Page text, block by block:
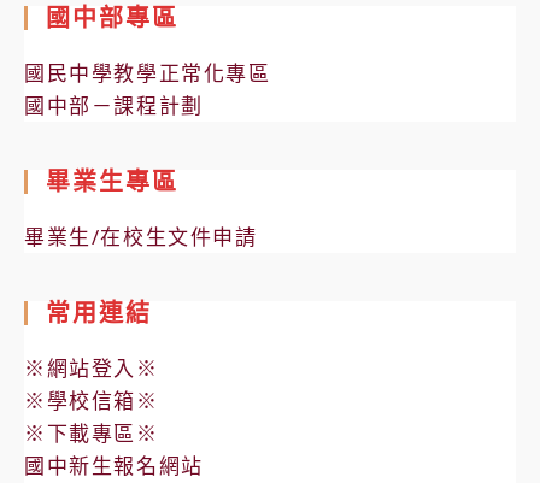
國中部專區
國民中學教學正常化專區
國中部－課程計劃
畢業生專區
畢業生/在校生文件申請
常用連結
※網站登入※
※學校信箱※
※下載專區※
國中新生報名網站